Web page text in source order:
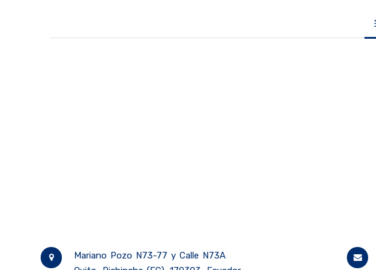
Mariano Pozo N73-77 y Calle N73A